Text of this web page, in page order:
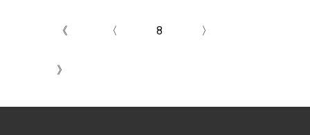
《 〈 8 〉
》